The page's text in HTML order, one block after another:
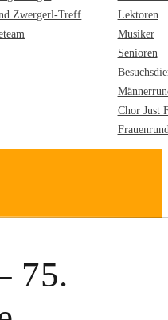
Zwergerl-Treff
Lektoren
Musiker
Senioren
Chor Just
75.